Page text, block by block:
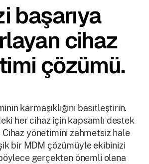
başarıya
cihaz
çözümü.
karmaşıklığını basitleştirin.
her cihaz için kapsamlı destek
yönetimini zahmetsiz hale
bir MDM çözümüyle ekibinizi
gerçekten önemli olana